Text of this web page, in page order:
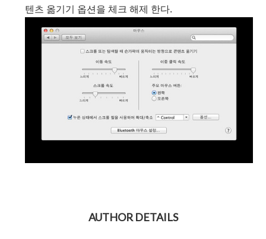
텐츠 옮기기 옵션을 체크 해제 한다.
AUTHOR DETAILS